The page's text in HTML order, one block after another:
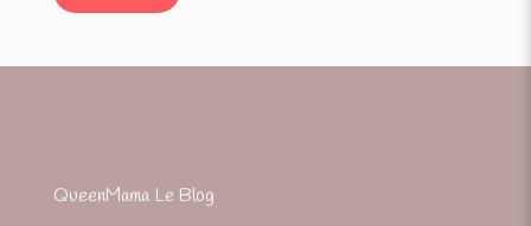
QueenMama Le Blog